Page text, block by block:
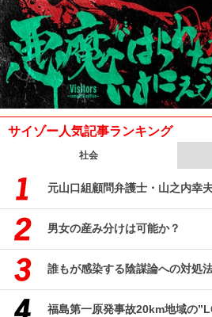
サイゾー人気記事ランキング
社会
元山口組顧問弁護士・山之内幸
男女の産み分けは可能か？
誰もが感染する陰謀論への対処